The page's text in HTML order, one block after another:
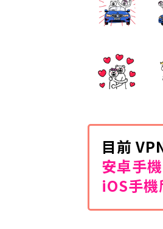
目前
安卓手
iOS手